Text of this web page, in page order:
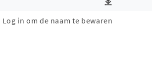
Log in om de naam te bewaren